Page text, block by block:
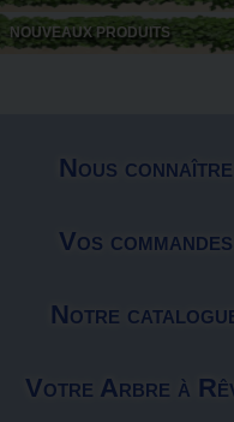
NOUVEAUX PRODUITS
Nous connaître
Vos commandes
Notre
Votre Arbre à